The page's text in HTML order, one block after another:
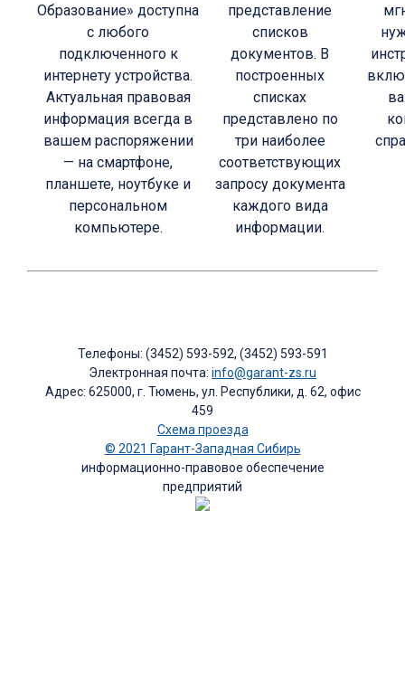
Образование» доступна
с любого
подключенного к
интернету устройства.
Актуальная правовая
информация всегда в
вашем распоряжении
— на смартфоне,
планшете, ноутбуке и
персональном
компьютере.
представление
списков
документов. В
построенных
списках
представлено по
три наиболее
соответствующих
запросу документа
каждого вида
информации.
Телефоны: (3452) 593-592, (3452) 593-591
Электронная почта: info@garant-zs.ru
Адрес: 625000, г. Тюмень, ул. Республики, д. 62, офис
459
Схема проезда
© 2021 Гарант-Западная Сибирь
информационно-правовое обеспечение
предприятий